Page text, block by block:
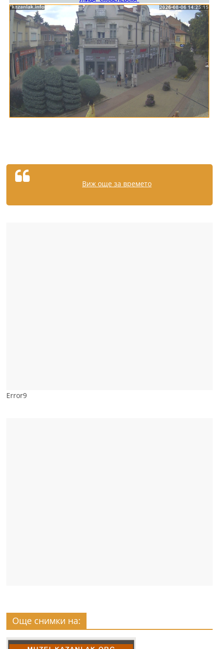
Виж още за времето
Error9
Още снимки на: